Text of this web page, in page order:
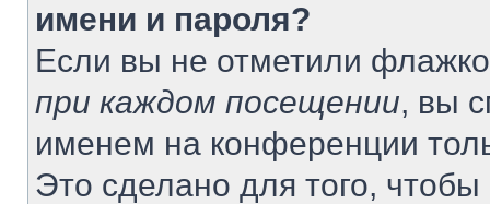
имени и пароля?
Если вы не отметили
при каждом посещении, вы
именем на конференции
Это сделано для того, чтобы